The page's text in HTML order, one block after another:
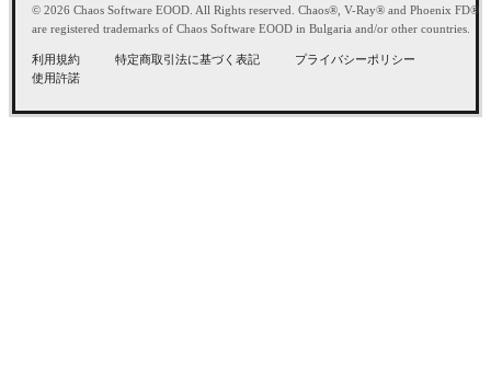
© 2026 Chaos Software EOOD. All Rights reserved. Chaos®, V-Ray® and Phoenix FD®
are registered trademarks of Chaos Software EOOD in Bulgaria and/or other countries.
利用規約 特定商取引法に基づく表記
プライバシーポリシー
使用許諾